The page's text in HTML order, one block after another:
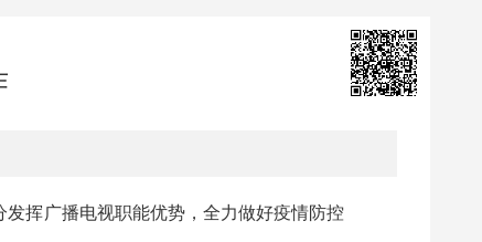
挥广播电视职能优势，全力做好疫情防控